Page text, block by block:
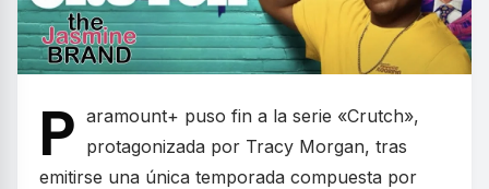
P aramount+ puso fin a la serie «Crutch»,
protagonizada por Tracy Morgan, tras
emitirse una única temporada compuesta por